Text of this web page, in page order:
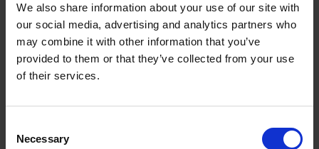
We also share information about your use of our site with
our social media, advertising and analytics partners who
may combine it with other information that you’ve
provided to them or that they’ve collected from your use
of their services.
Selection
Necessary
Aquí pots veure totes lespistes del Bike
Park Soldeu idescarregar tots els
tracks, encara que al Bike Park estan
tots perfectament senyalitzats.
noms de pistes que ja són un clàssic pels
”,
“nou obac